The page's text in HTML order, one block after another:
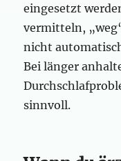
eingesetzt
vermitteln,
nicht
Bei länger
sinnvoll.